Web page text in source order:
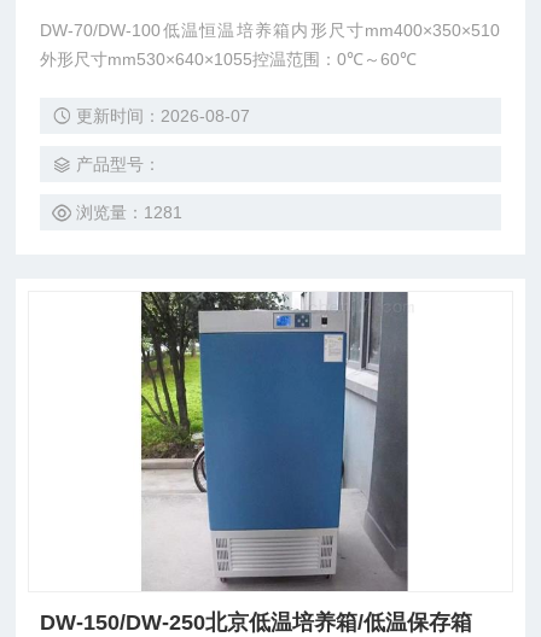
DW-70/DW-100低温恒温培养箱内形尺寸mm400×350×510
外形尺寸mm530×640×1055控温范围：0℃～60℃
更新时间：2026-08-07
产品型号：
浏览量：1281
DW-150/DW-250北京低温培养箱/低温保存箱